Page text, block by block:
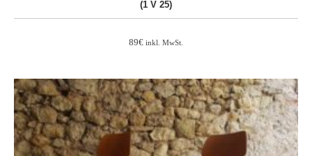
(1 V 25)
89€ inkl. MwSt.